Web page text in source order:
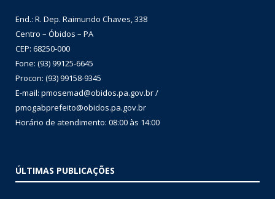
End.: R. Dep. Raimundo Chaves, 338
Centro – Óbidos – PA
CEP: 68250-000
Fone: (93) 99125-6645
Procon: (93) 99158-9345
E-mail: pmosemad@obidos.pa.gov.br /
pmogabprefeito@obidos.pa.gov.br
Horário de atendimento: 08:00 às 14:00
ÚLTIMAS PUBLICAÇÕES